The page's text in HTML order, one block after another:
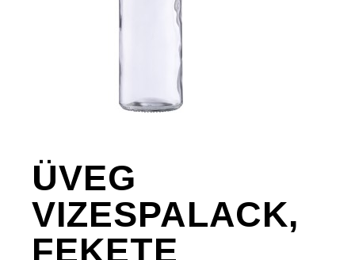
ÜVEG
VIZESPALACK,
FEKETE